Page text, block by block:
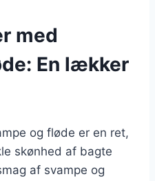
med
En lækker
og fløde er en ret,
skønhed af bagte
af svampe og